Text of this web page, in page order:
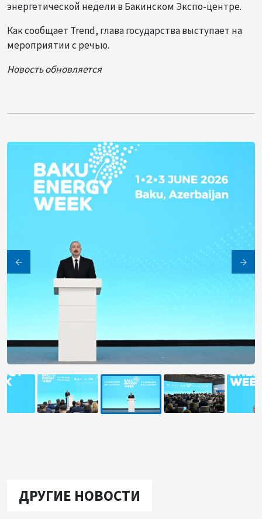
энергетической недели в Бакинском Экспо-центре.
Как сообщает Trend, глава государства выступает на
мероприятии с речью.
Новость обновляется
ДРУГИЕ НОВОСТИ